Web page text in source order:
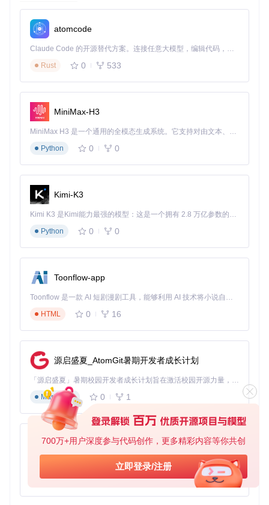
700万+用户深度参与代码创作，更多精彩内容等你共创
立即登录/注册
d应用开发。
移动GIS应用：适用于需要实时地理数据处理的移动应用，
如导航、位置追踪等。
教育与研究：适用于GIS教育和研究项目，帮助学生和研究
人员快速实现地理信息处理。
强大的地理信息处理能力
高效、准确的地理数据处理能力。
丰富的示例代码：提供了大量的示例代码，帮助开发者快速
理解和应用API。
项目特点
特点一：全面的示例代码
项目提供了丰富的示例代码，涵盖了从基础到高级的各种GIS
你提供宝贵的参考和灵感。
特点二：灵活的身份验证方式
支持API Key和ArcGIS身份两种认证方式，满足不同应用场景
的需求。API Key适用于需要永久访问权限的应用，而ArcGIS
身份则适用于需要更高安全性的应用。
特点三：强大的地理信息处理能力
现。
特点四：开源与社区支持
项目完全开源，欢迎任何开发者贡献代码和改进文档。同时，
项目拥有活跃的社区支持，开发者可以在社区中提问、分享经
验和解决问题。
ArcGIS Runtime API for Android v100.15.1 是一个功能强大
且易于使用的地理信息系统开发工具包。无论你是初学者还是
有经验的开发者，这个项目都能为你提供宝贵的资源和灵感。
立即访问项目仓库，开始你的地理信息应用开发之旅吧！
atomcode
Claude Code 的开源替代方案。连接任意大模型，编辑代码，运行命令，自动验证 — 全自动执行。用 Rust 构建，极致性能。 ｜ An open-source alternative to Claude Code. Connect any LLM, edit code, run commands, and verify changes — autonomously. Built in Rust for speed. Get Started
Rust
0 533
MiniMax-H3
MiniMax H3 是一个通用的全模态生成系统。它支持对由文本、图像、视频和音频组成的多模态上下文进行统一理解，并能生成分辨率高达 2K、时长可达 15 秒的带原生立体声音频的视频。得益于面向任务泛化的系统设计，H3 在预训练阶段就已具备广泛的多模态上下文理解与生成能力，能够出色地执行复杂的多模态指令。
Python
0 0
Kimi-K3
Kimi K3 是Kimi能力最强的模型：这是一个拥有 2.8 万亿参数的混合专家（MoE）模型，具备原生视觉理解能力，并支持 100 万 token 的上下文窗口。
Python
0 0
Toonflow-app
Toonflow 是一款 AI 短剧漫剧工具，能够利用 AI 技术将小说自动转化为剧本，并结合 AI 生成的图片和视频，实现高效的短剧创作。借助 Toonflow，可以轻松完成从文字到影像的全流程，让短剧制作变得更加智能与便捷。
HTML
0 16
源启盛夏_AtomGit暑期开发者成长计划
「源启盛夏」暑期校园开发者成长计划旨在激活校园开源力量，通过积分激励、认证扶持、资源倾斜等形式，引导高校组织和开发者完成「入驻 — 建项目 — 做贡献 — 获认证 — 得资源」的完整闭环。无论你是想带领社团入驻平台的组织者，还是希望用代码贡献证明自己的开发者，都能在这里找到属于你的成长路径。
Markdown
0 1
AionUi
免费、本地、开源的 24/7 全天候 Cowork 应用，以及适用于 Gemini CLI、Claude Code、Codex、OpenCode、Qwen Code、Goose CLI、Auggie 等的 OpenClaw | 🌟 喜欢就点star吧
TypeScript
0 6